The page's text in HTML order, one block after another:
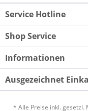
Service Hotline
Shop Service
Informationen
Ausgezeichnet
* Alle Preise inkl. gesetzl.